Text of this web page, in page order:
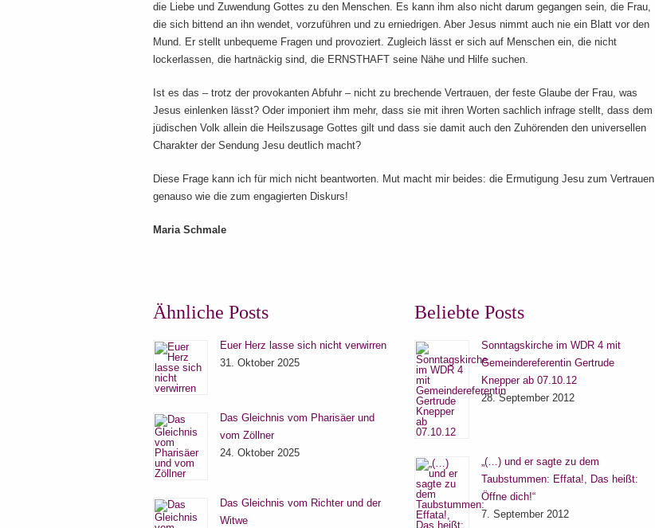
die Liebe und Zuwendung Gottes zu den Menschen. Es kann ihm also nicht darum gegangen sein, die Frau,
die sich bittend an ihn wendet, vorzuführen und zu erniedrigen. Aber Jesus nimmt auch nie ein Blatt vor den
Mund. Er stellt unbequeme Fragen und provoziert. Zugleich lässt er sich auf Menschen ein, die nicht
lockerlassen, die hartnäckig sind, die ERNSTHAFT seine Nähe und Hilfe suchen.
Ist es das – trotz der provokanten Abfuhr – nicht zu brechende Vertrauen, der feste Glaube der Frau, was
Jesus einlenken lässt? Oder imponiert ihm mehr, dass sie mit ihren Worten sachlich infrage stellt, dass dem
jüdischen Volk allein die Heilszusage Gottes gilt und dass sie damit auch den Zuhörenden den universellen
Charakter der Sendung Jesu deutlich macht?
Diese Frage kann ich für mich nicht beantworten. Mut macht mir beides: die Ermutigung Jesu zum Vertrauen
genauso wie die zum engagierten Diskurs!
Maria Schmale
Ähnliche Posts
Euer Herz lasse sich nicht verwirren
31. Oktober 2025
Das Gleichnis vom Pharisäer und
vom Zöllner
24. Oktober 2025
Das Gleichnis vom Richter und der
Witwe
Beliebte Posts
Sonntagskirche im WDR 4 mit
Gemeindereferentin Gertrude
Knepper ab 07.10.12
28. September 2012
„(…) und er sagte zu dem
Taubstummen: Effata!, Das heißt:
Öffne dich!“
7. September 2012